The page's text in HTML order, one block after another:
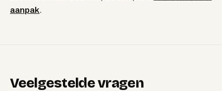
aanpak.
Veelgestelde vragen